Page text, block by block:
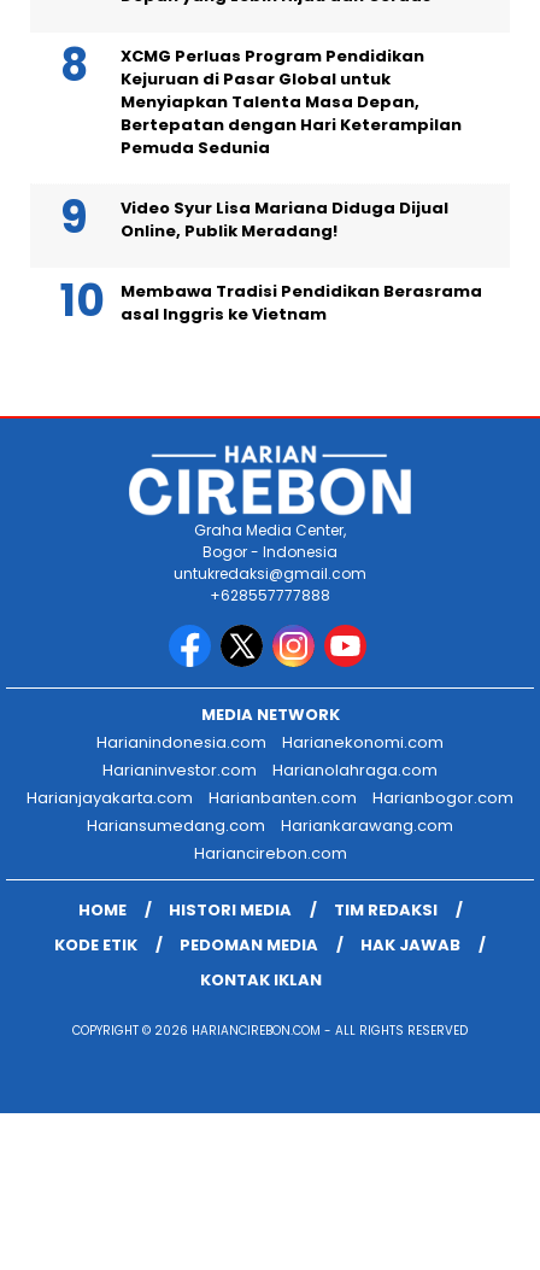
XCMG Perluas Program Pendidikan
Kejuruan di Pasar Global untuk
Menyiapkan Talenta Masa Depan,
Bertepatan dengan Hari Keterampilan
Pemuda Sedunia
Video Syur Lisa Mariana Diduga Dijual
Online, Publik Meradang!
Membawa Tradisi Pendidikan Berasrama
asal Inggris ke Vietnam
Graha Media Center,
Bogor - Indonesia
untukredaksi@gmail.com
+628557777888
MEDIA NETWORK
Harianindonesia.com
Harianekonomi.com
Harianinvestor.com
Harianolahraga.com
Harianjayakarta.com
Harianbanten.com
Harianbogor.com
Hariansumedang.com
Hariankarawang.com
Hariancirebon.com
HOME HISTORI MEDIA
TIM REDAKSI
KODE ETIK
PEDOMAN MEDIA
HAK JAWAB
KONTAK IKLAN
COPYRIGHT © 2026 HARIANCIREBON.COM - ALL RIGHTS RESERVED